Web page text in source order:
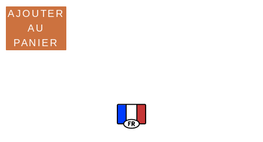
AJOUTER
AU
PANIER